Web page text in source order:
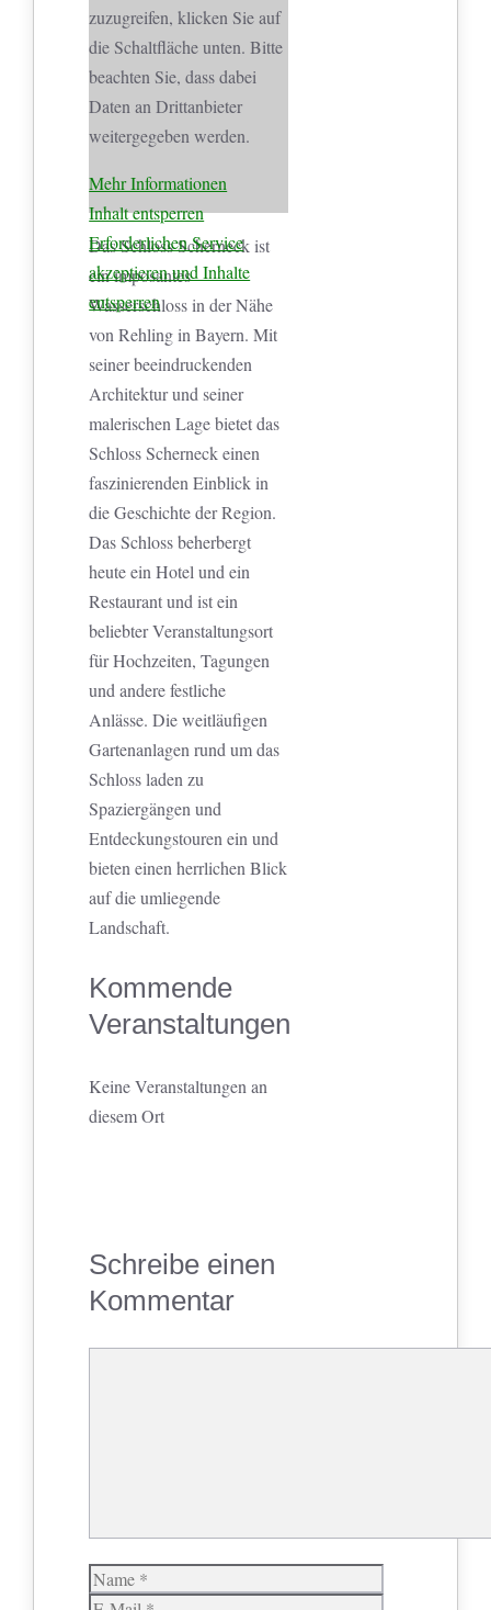
zuzugreifen, klicken Sie auf
die Schaltfläche unten. Bitte
beachten Sie, dass dabei
Daten an Drittanbieter
weitergegeben werden.
Mehr Informationen
Inhalt entsperren
Erforderlichen Service
akzeptieren und Inhalte
entsperren
Das Schloss Scherneck ist
ein imposantes
Wasserschloss in der Nähe
von Rehling in Bayern. Mit
seiner beeindruckenden
Architektur und seiner
malerischen Lage bietet das
Schloss Scherneck einen
faszinierenden Einblick in
die Geschichte der Region.
Das Schloss beherbergt
heute ein Hotel und ein
Restaurant und ist ein
beliebter Veranstaltungsort
für Hochzeiten, Tagungen
und andere festliche
Anlässe. Die weitläufigen
Gartenanlagen rund um das
Schloss laden zu
Spaziergängen und
Entdeckungstouren ein und
bieten einen herrlichen Blick
auf die umliegende
Landschaft.
Kommende
Veranstaltungen
Keine Veranstaltungen an
diesem Ort
Schreibe einen
Kommentar
Name